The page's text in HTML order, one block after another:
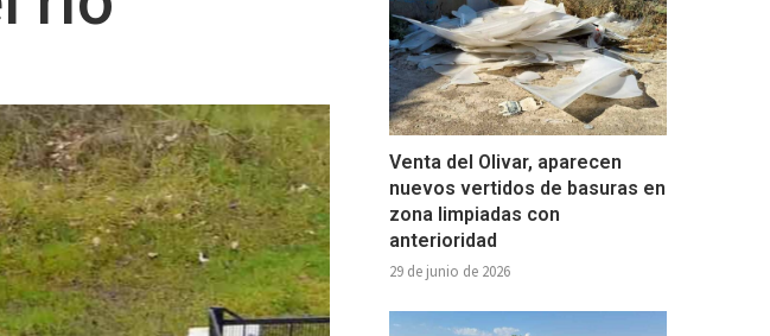
Venta del Olivar, aparecen
nuevos vertidos de basuras en
zona limpiadas con
anterioridad
29 de junio de 2026